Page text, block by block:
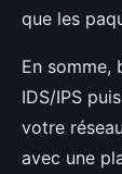
que les
En somme,
IDS/IPS
votre
avec une